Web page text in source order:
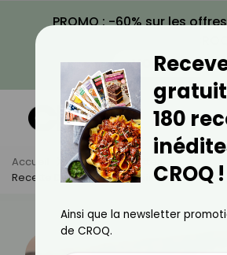
PROMO : -60% sur les
VOIR LA
Accueil Actus
Recettes
Recette De Galette Des Rois Au Chocolat
180
CROQ !
Ainsi que la newsletter
de CROQ.